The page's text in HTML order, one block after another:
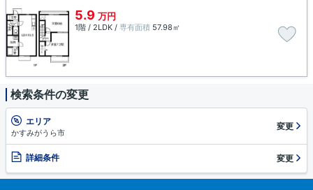
5.9 万円
1階 / 2LDK / 専有面積 57.98㎡
検索条件の変更
エリア
かすみがうら市
変更
詳細条件 変更